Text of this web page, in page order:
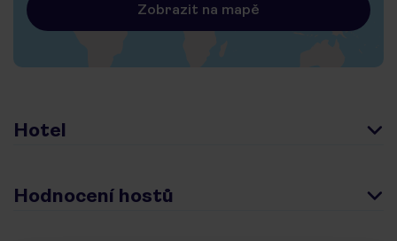
Zobrazit na mapě
Hotel
Hodnocení hostů